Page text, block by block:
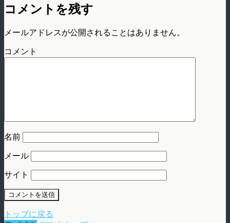
コメントを残す
メールアドレスが公開されることはありません。
コメント
名前
メール
サイト
トップに戻る